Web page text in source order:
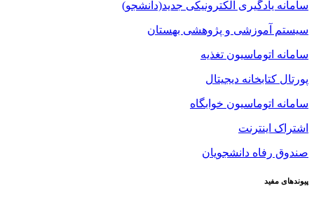
سامانه یادگیری الکترونیکی جدید(دانشجو)
سیستم آموزشی و پژوهشی بهستان
سامانه اتوماسیون تغذیه
پورتال کتابخانه دیجیتال
سامانه اتوماسیون خوابگاه
اشتراک اینترنت
صندوق رفاه دانشجویان
پیوندهای مفید